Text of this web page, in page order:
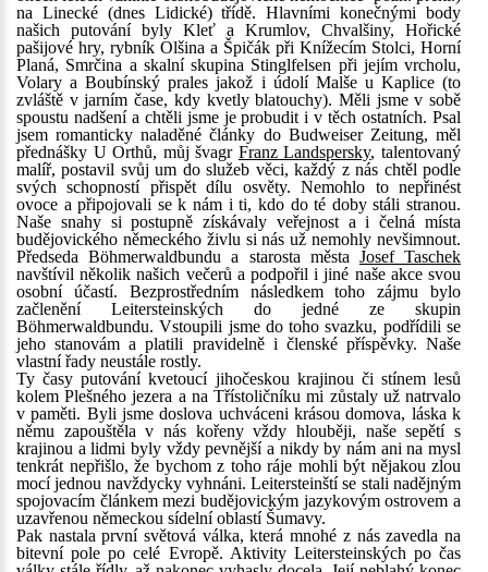
na Linecké (dnes Lidické) třídě. Hlavními konečnými body
našich putování byly Kleť a Krumlov, Chvalšiny, Hořické
pašijové hry, rybník Olšina a Špičák při Knížecím Stolci, Horní
Planá, Smrčina a skalní skupina Stinglfelsen při jejím vrcholu,
Volary a Boubínský prales jakož i údolí Malše u Kaplice (to
zvláště v jarním čase, kdy kvetly blatouchy). Měli jsme v sobě
spoustu nadšení a chtěli jsme je probudit i v těch ostatních. Psal
jsem romanticky naladěné články do Budweiser Zeitung, měl
přednášky U Orthů, můj švagr Franz Landspersky, talentovaný
malíř, postavil svůj um do služeb věci, každý z nás chtěl podle
svých schopností přispět dílu osvěty. Nemohlo to nepřinést
ovoce a připojovali se k nám i ti, kdo do té doby stáli stranou.
Naše snahy si postupně získávaly veřejnost a i čelná místa
budějovického německého živlu si nás už nemohly nevšimnout.
Předseda Böhmerwaldbundu a starosta města Josef Taschek
navštívil několik našich večerů a podpořil i jiné naše akce svou
osobní účastí. Bezprostředním následkem toho zájmu bylo
začlenění Leitersteinských do jedné ze skupin
Böhmerwaldbundu. Vstoupili jsme do toho svazku, podřídili se
jeho stanovám a platili pravidelně i členské příspěvky. Naše
vlastní řady neustále rostly.
Ty časy putování kvetoucí jihočeskou krajinou či stínem lesů
kolem Plešného jezera a na Třístoličníku mi zůstaly už natrvalo
v paměti. Byli jsme doslova uchváceni krásou domova, láska k
němu zapouštěla v nás kořeny vždy hlouběji, naše sepětí s
krajinou a lidmi byly vždy pevnější a nikdy by nám ani na mysl
tenkrát nepřišlo, že bychom z toho ráje mohli být nějakou zlou
mocí jednou navždycky vyhnáni. Leitersteinští se stali nadějným
spojovacím článkem mezi budějovickým jazykovým ostrovem a
uzavřenou německou sídelní oblastí Šumavy.
Pak nastala první světová válka, která mnohé z nás zavedla na
bitevní pole po celé Evropě. Aktivity Leitersteinských po čas